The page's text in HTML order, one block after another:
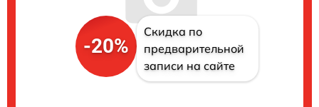
-20%
Скидка по
предварительной
записи на сайте